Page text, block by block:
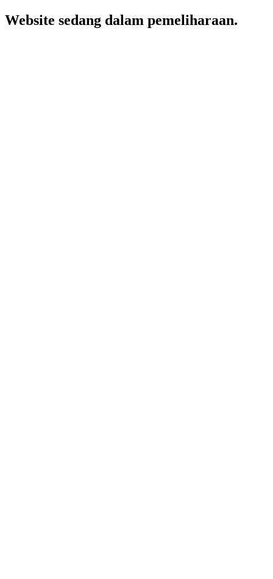
Website sedang dalam pemeliharaan.